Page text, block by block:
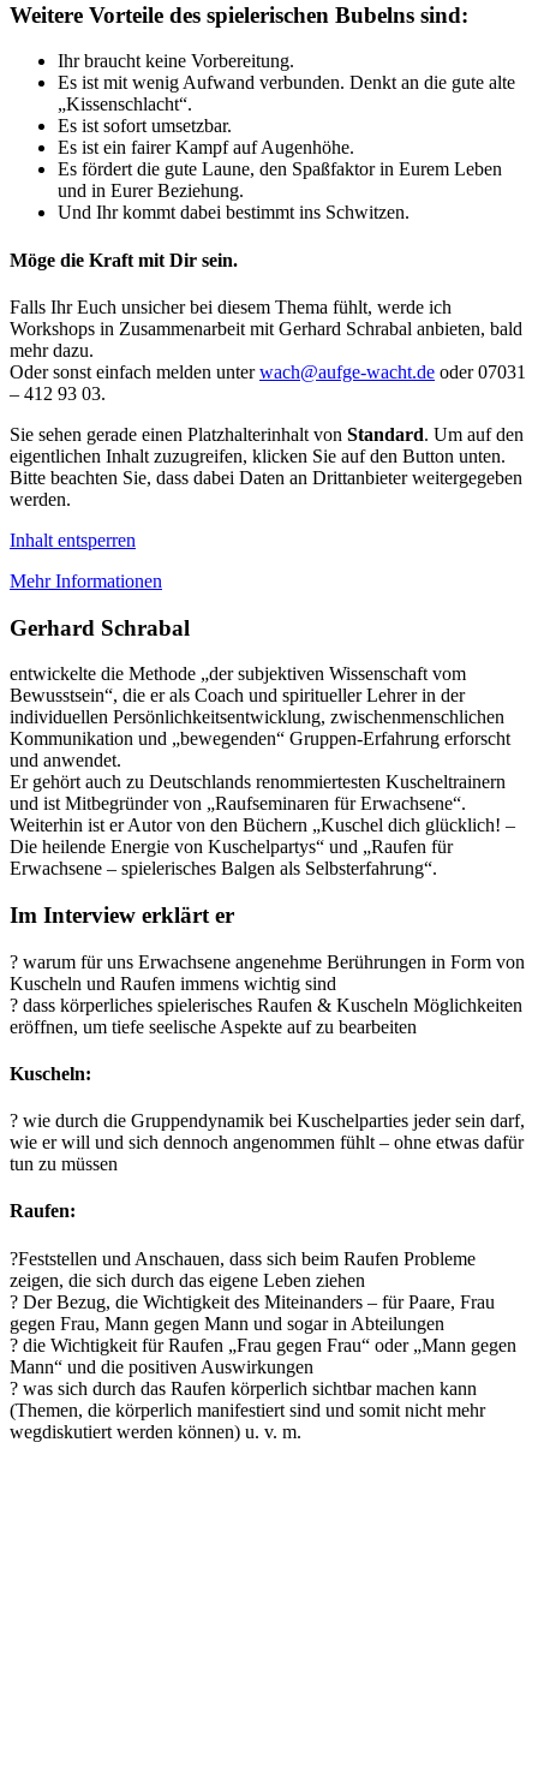
Weitere Vorteile des spielerischen Bubelns sind:
Ihr braucht keine Vorbereitung.
Es ist mit wenig Aufwand verbunden. Denkt an die gute alte
„Kissenschlacht“.
Es ist sofort umsetzbar.
Es ist ein fairer Kampf auf Augenhöhe.
Es fördert die gute Laune, den Spaßfaktor in Eurem Leben
und in Eurer Beziehung.
Und Ihr kommt dabei bestimmt ins Schwitzen.
Möge die Kraft mit Dir sein.
Falls Ihr Euch unsicher bei diesem Thema fühlt, werde ich
Workshops in Zusammenarbeit mit Gerhard Schrabal anbieten, bald
mehr dazu.
Oder sonst einfach melden unterwach@aufge-wacht.de oder 07031
– 412 93 03.
Sie sehen gerade einen Platzhalterinhalt von Standard. Um auf den
eigentlichen Inhalt zuzugreifen, klicken Sie auf den Button unten.
Bitte beachten Sie, dass dabei Daten an Drittanbieter weitergegeben
werden.
Inhalt entsperren
Mehr Informationen
Gerhard Schrabal
entwickelte die Methode „der subjektiven Wissenschaft vom
Bewusstsein“, die er als Coach und spiritueller Lehrer in der
individuellen Persönlichkeitsentwicklung, zwischenmenschlichen
Kommunikation und „bewegenden“ Gruppen-Erfahrung erforscht
und anwendet.
Er gehört auch zu Deutschlands renommiertesten Kuscheltrainern
und ist Mitbegründer von „Raufseminaren für Erwachsene“.
Weiterhin ist er Autor von den Büchern „Kuschel dich glücklich! –
Die heilende Energie von Kuschelpartys“ und „Raufen für
Erwachsene – spielerisches Balgen als Selbsterfahrung“.
Im Interview erklärt er
? warum für uns Erwachsene angenehme Berührungen in Form von
Kuscheln und Raufen immens wichtig sind
? dass körperliches spielerisches Raufen & Kuscheln Möglichkeiten
eröffnen, um tiefe seelische Aspekte auf zu bearbeiten
Kuscheln:
? wie durch die Gruppendynamik bei Kuschelparties jeder sein darf,
wie er will und sich dennoch angenommen fühlt – ohne etwas dafür
tun zu müssen
Raufen:
?Feststellen und Anschauen, dass sich beim Raufen Probleme
zeigen, die sich durch das eigene Leben ziehen
? Der Bezug, die Wichtigkeit des Miteinanders – für Paare, Frau
gegen Frau, Mann gegen Mann und sogar in Abteilungen
? die Wichtigkeit für Raufen „Frau gegen Frau“ oder „Mann gegen
Mann“ und die positiven Auswirkungen
? was sich durch das Raufen körperlich sichtbar machen kann
(Themen, die körperlich manifestiert sind und somit nicht mehr
wegdiskutiert werden können) u. v. m.